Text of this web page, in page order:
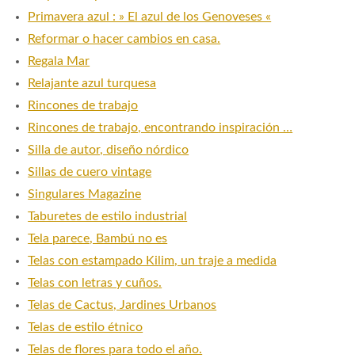
Primavera azul : » El azul de los Genoveses «
Reformar o hacer cambios en casa.
Regala Mar
Relajante azul turquesa
Rincones de trabajo
Rincones de trabajo, encontrando inspiración …
Silla de autor, diseño nórdico
Sillas de cuero vintage
Singulares Magazine
Taburetes de estilo industrial
Tela parece, Bambú no es
Telas con estampado Kilim, un traje a medida
Telas con letras y cuños.
Telas de Cactus, Jardines Urbanos
Telas de estilo étnico
Telas de flores para todo el año.